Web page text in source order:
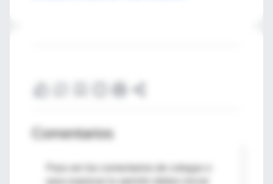
Comentarios
Para ver los comentarios de colegas o